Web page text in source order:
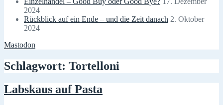
2024
Rückblick auf ein Ende – und die Zeit danach 2. Oktober
2024
Mastodon
Schlagwort: Tortelloni
Labskaus auf Pasta